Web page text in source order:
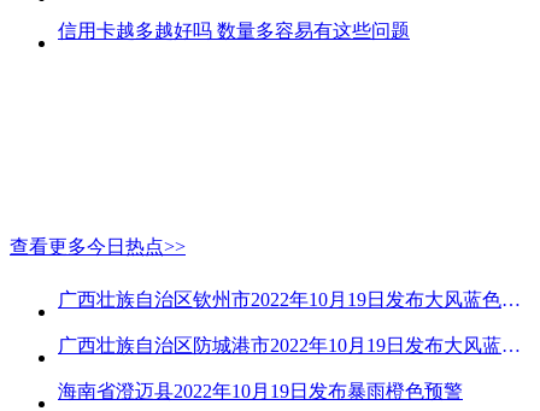
信用卡越多越好吗 数量多容易有这些问题
查看更多今日热点>>
广西壮族自治区钦州市2022年10月19日发布大风蓝色预警
广西壮族自治区防城港市2022年10月19日发布大风蓝色预警
海南省澄迈县2022年10月19日发布暴雨橙色预警